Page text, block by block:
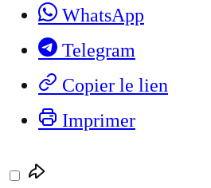
WhatsApp
Telegram
Copier le lien
Imprimer